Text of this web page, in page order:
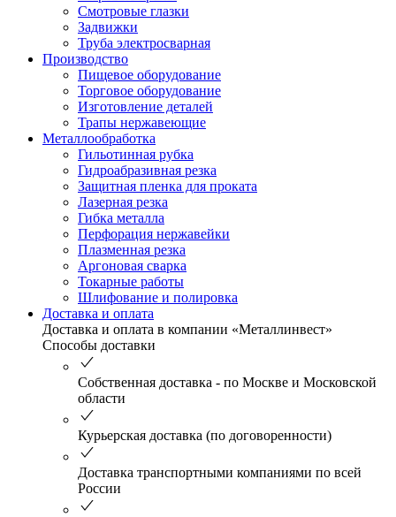
Смотровые глазки
Задвижки
Труба электросварная
Производство
Пищевое оборудование
Торговое оборудование
Изготовление деталей
Трапы нержавеющие
Металлообработка
Гильотинная рубка
Гидроабразивная резка
Защитная пленка для проката
Лазерная резка
Гибка металла
Перфорация нержавейки
Плазменная резка
Аргоновая сварка
Токарные работы
Шлифование и полировка
Доставка и оплата
Доставка и оплата в компании «Металлинвест»
Способы доставки
Собственная доставка - по Москве и Московской
области
Курьерская доставка (по договоренности)
Доставка транспортными компаниями по всей
России